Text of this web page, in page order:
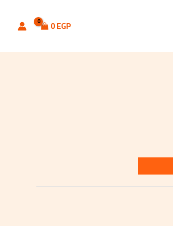
0EGP